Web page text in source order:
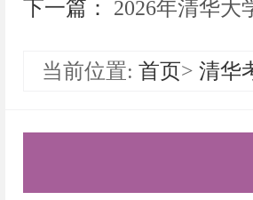
下一篇： 2026年清华大学航
当前位置: 首页> 清华